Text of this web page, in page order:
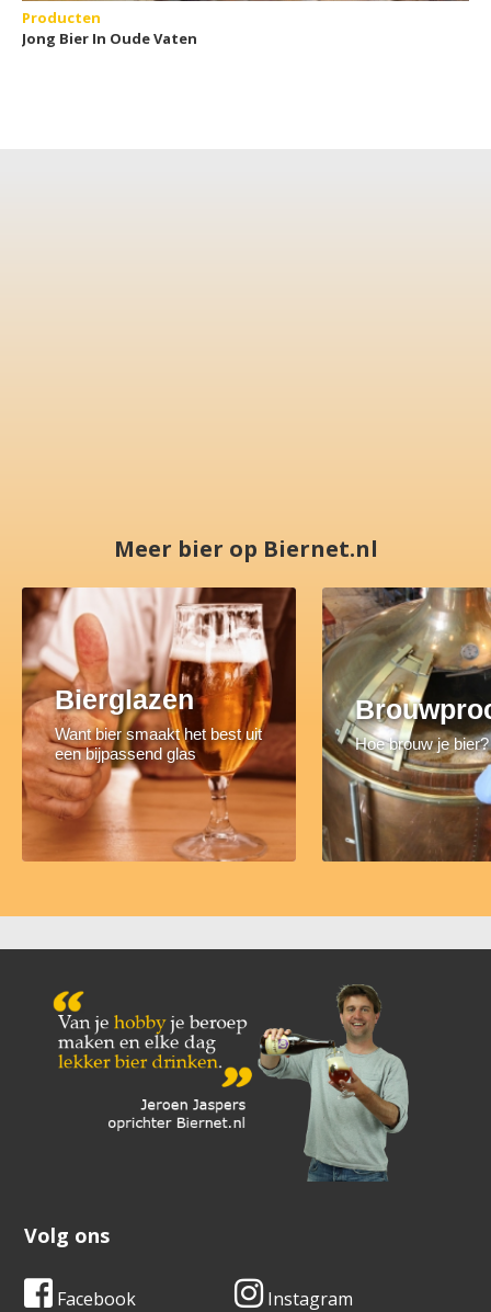
Producten
Jong Bier In Oude Vaten
Meer bier op Biernet.nl
Bierglazen
Want bier smaakt het best uit
een bijpassend glas
Hoe brouw je bier?
Volg ons
Facebook Instagram